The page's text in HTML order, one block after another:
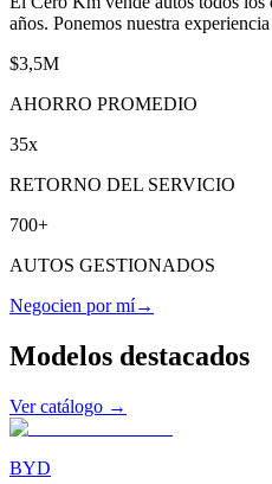
años. Ponemos nuestra
$3,5M
AHORRO PROMEDIO
35x
RETORNO DEL SERVICIO
700+
AUTOS GESTIONADOS
Negocien por mí→
Modelos destacados
Ver catálogo →
BYD